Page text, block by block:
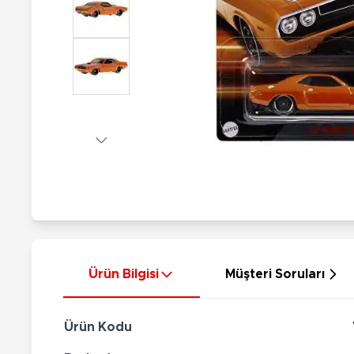
Hayvan Figürler
Çeşitli Figürler
Koleksiyon Figürler
Elektronik Ürünler
Nerf
Silahlar
Silah Setleri
Kılıç Setleri
Ok Setleri
Ürün Bilgisi Müşteri Soruları
Ürün Kodu